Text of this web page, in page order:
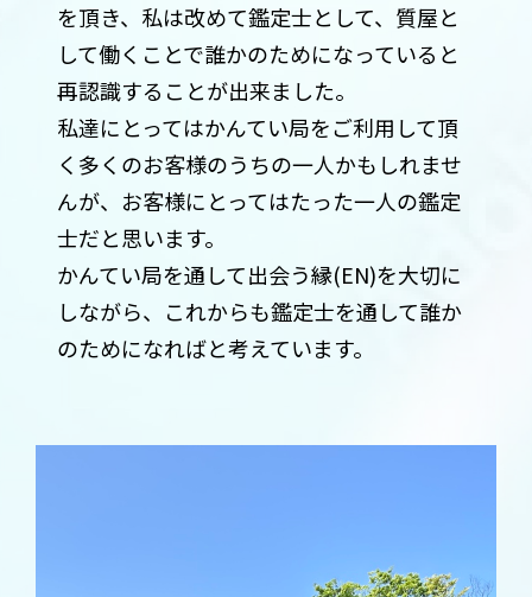
を頂き、私は改めて鑑定士として、質屋と
して働くことで誰かのためになっていると
再認識することが出来ました。
私達にとってはかんてい局をご利用して頂
く多くのお客様のうちの一人かもしれませ
んが、お客様にとってはたった一人の鑑定
士だと思います。
かんてい局を通して出会う縁(EN)を大切に
しながら、これからも鑑定士を通して誰か
のためになればと考えています。